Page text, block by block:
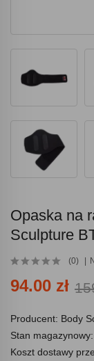
Opaska na
Sculpture
(0)
94.00 zł
Producent: Body
Stan magazynowy:
Koszt dostawy